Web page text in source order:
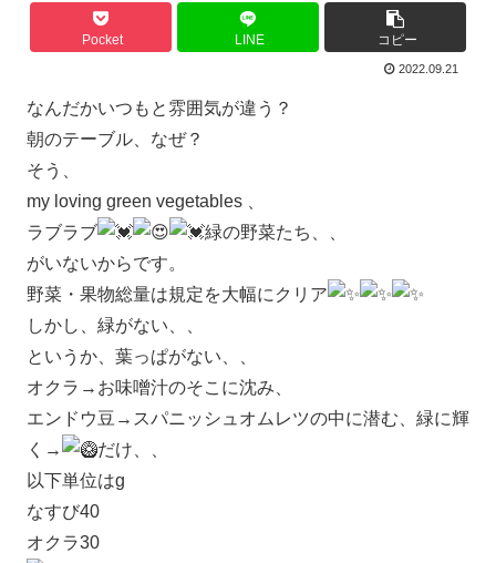
Pocket LINE コピー
2022.09.21
なんだかいつもと雰囲気が違う？
朝のテーブル、なぜ？
そう、
my loving green vegetables 、
ラブラブ
緑の野菜たち、、
がいないからです。
野菜・果物総量は規定を大幅にクリア
しかし、緑がない、、
というか、葉っぱがない、、
オクラ→お味噌汁のそこに沈み、
エンドウ豆→スパニッシュオムレツの中に潜む、緑に輝
く→
だけ、、
以下単位はg
なすび40
オクラ30